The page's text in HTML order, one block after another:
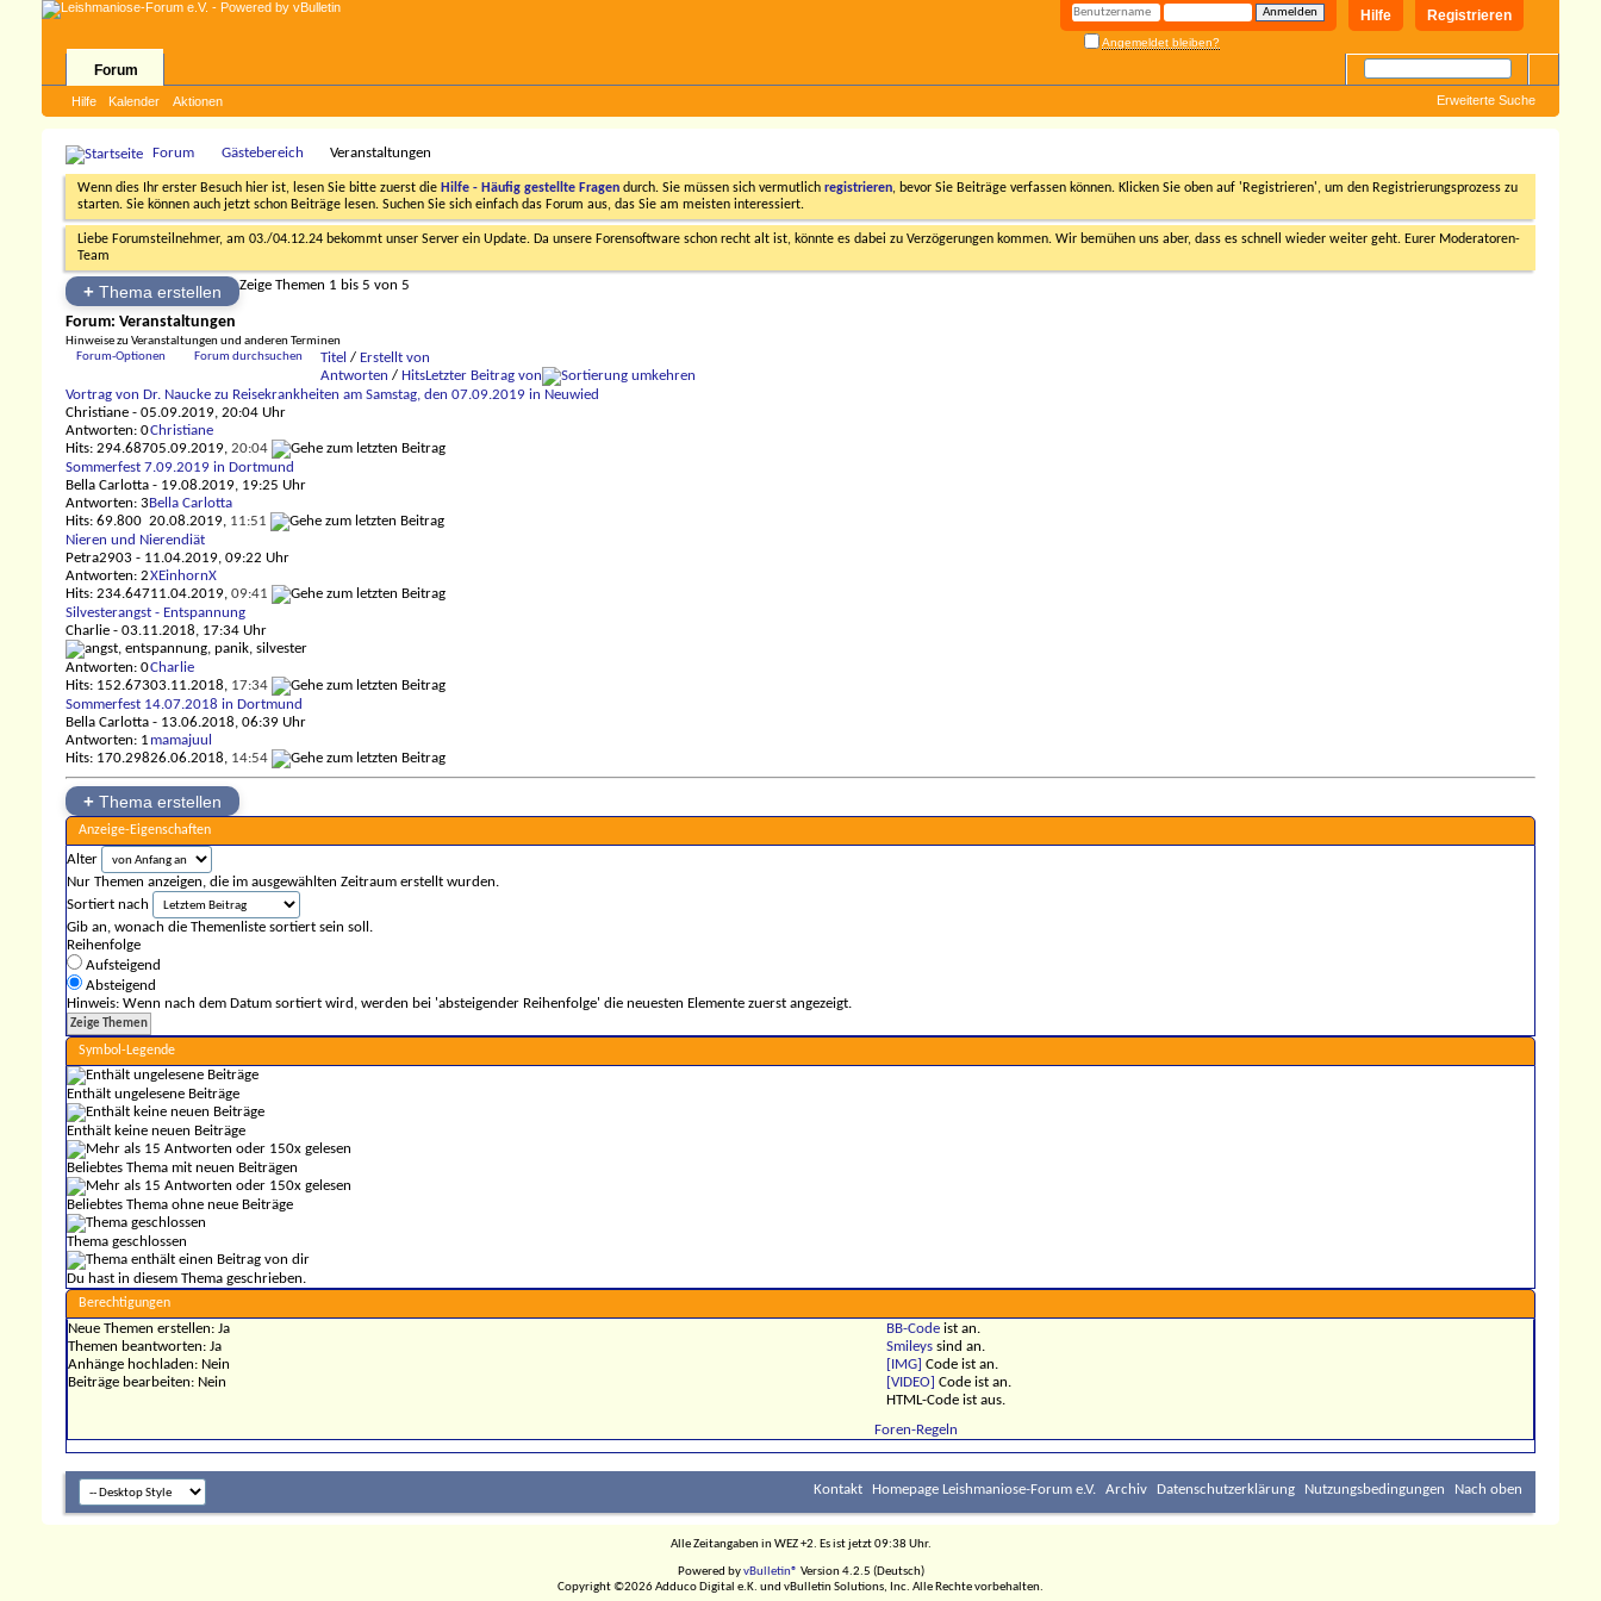
Registrieren
Hilfe
Angemeldet bleiben?
Forum
Hilfe Kalender Aktionen Erweiterte Suche
Forum Gästebereich Veranstaltungen
Wenn dies Ihr erster Besuch hier ist, lesen Sie bitte zuerst die Hilfe - Häufig gestellte Fragen durch. Sie müssen sich vermutlich registrieren, bevor Sie Beiträge verfassen können. Klicken Sie oben auf 'Registrieren', um den Registrierungsprozess zu
starten. Sie können auch jetzt schon Beiträge lesen. Suchen Sie sich einfach das Forum aus, das Sie am meisten interessiert.
Liebe Forumsteilnehmer, am 03./04.12.24 bekommt unser Server ein Update. Da unsere Forensoftware schon recht alt ist, könnte es dabei zu Verzögerungen kommen. Wir bemühen uns aber, dass es schnell wieder weiter geht. Eurer Moderatoren-
Team
+ Thema erstellen Zeige Themen 1 bis 5 von 5
Forum: Veranstaltungen
Hinweise zu Veranstaltungen und anderen Terminen
Forum-Optionen
Forum durchsuchen Titel / Erstellt von
Antworten / HitsLetzter Beitrag von
Vortrag von Dr. Naucke zu Reisekrankheiten am Samstag, den 07.09.2019 in Neuwied
Christiane - 05.09.2019, 20:04 Uhr
Antworten: 0
Hits: 294.687
Christiane
05.09.2019, 20:04
Sommerfest 7.09.2019 in Dortmund
Bella Carlotta - 19.08.2019, 19:25 Uhr
Antworten: 3
Hits: 69.800
Bella Carlotta
20.08.2019, 11:51
Nieren und Nierendiät
Petra2903 - 11.04.2019, 09:22 Uhr
Antworten: 2
Hits: 234.647
XEinhornX
11.04.2019, 09:41
Silvesterangst - Entspannung
Charlie - 03.11.2018, 17:34 Uhr
Antworten: 0
Hits: 152.673
Charlie
03.11.2018, 17:34
Sommerfest 14.07.2018 in Dortmund
Bella Carlotta - 13.06.2018, 06:39 Uhr
Antworten: 1
Hits: 170.298
mamajuul
26.06.2018, 14:54
+ Thema erstellen
Anzeige-Eigenschaften
Alter
Nur Themen anzeigen, die im ausgewählten Zeitraum erstellt wurden.
Sortiert nach
Gib an, wonach die Themenliste sortiert sein soll.
Reihenfolge
Aufsteigend
Absteigend
Hinweis: Wenn nach dem Datum sortiert wird, werden bei 'absteigender Reihenfolge' die neuesten Elemente zuerst angezeigt.
Symbol-Legende
Enthält ungelesene Beiträge
Enthält keine neuen Beiträge
Beliebtes Thema mit neuen Beiträgen
Beliebtes Thema ohne neue Beiträge
Thema geschlossen
Du hast in diesem Thema geschrieben.
Berechtigungen
Neue Themen erstellen: Ja
Themen beantworten: Ja
Anhänge hochladen: Nein
Beiträge bearbeiten: Nein
BB-Codeist an.
Smileyssind an.
[IMG] Code ist an.
[VIDEO] Code ist an.
HTML-Code ist aus.
Foren-Regeln
Kontakt Homepage Leishmaniose-Forum e.V. Archiv Datenschutzerklärung Nutzungsbedingungen Nach oben
Alle Zeitangaben in WEZ +2. Es ist jetzt09:38 Uhr.
Powered byvBulletin® Version 4.2.5 (Deutsch)
Copyright ©2026 Adduco Digital e.K. und vBulletin Solutions, Inc. Alle Rechte vorbehalten.